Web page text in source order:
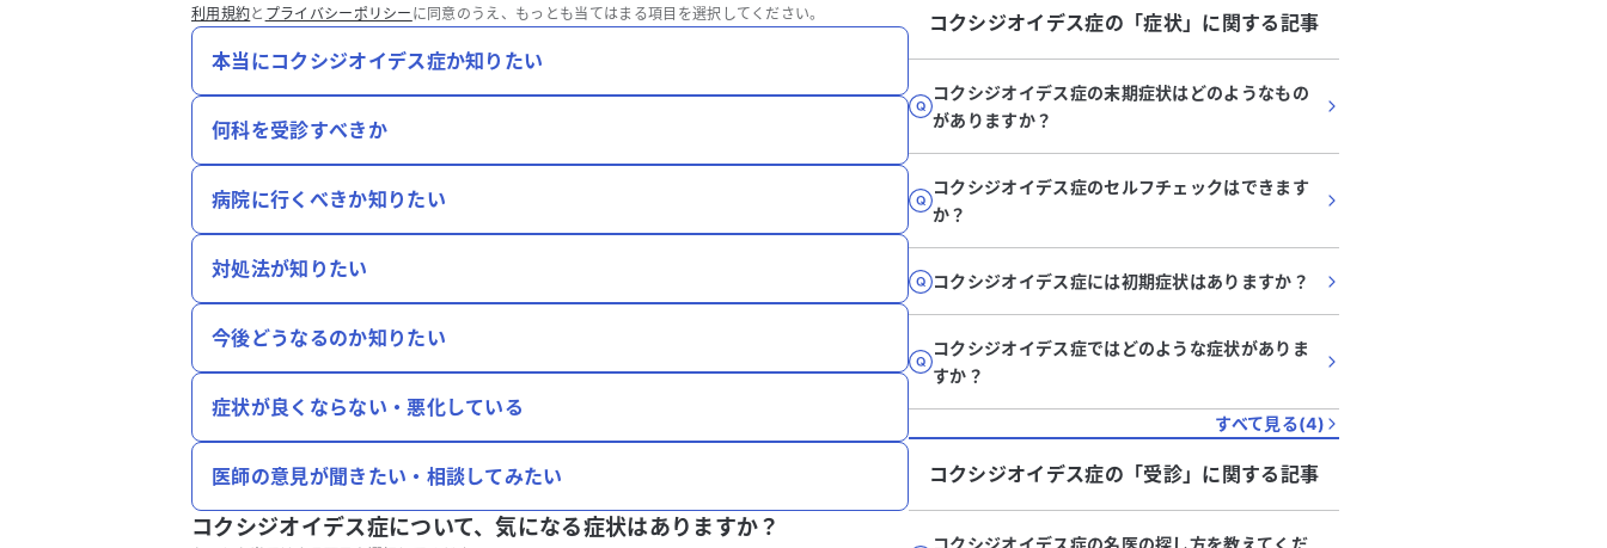
利用規約と プライバシーポリシー に同意のうえ、もっとも当てはまる項目を選択してください。
本当にコクシジオイデス症か知りたい
何科を受診すべきか
病院に行くべきか知りたい
対処法が知りたい
今後どうなるのか知りたい
症状が良くならない・悪化している
医師の意見が聞きたい・相談してみたい
コクシジオイデス症について、気になる症状はありますか？
コクシジオイデス症の「症状」に関する記事
コクシジオイデス症の末期症状はどのようなもの
がありますか？
コクシジオイデス症のセルフチェックはできます
か？
コクシジオイデス症には初期症状はありますか？
コクシジオイデス症ではどのような症状がありま
すか？
すべて見る(4)
コクシジオイデス症の「受診」に関する記事
コクシジオイデス症の名医の探し方を教えてくだ